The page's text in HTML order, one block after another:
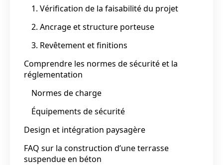
1. Vérification de la faisabilité du projet
2. Ancrage et structure porteuse
3. Revêtement et finitions
Comprendre les normes de sécurité et la
réglementation
Normes de charge
Équipements de sécurité
Design et intégration paysagère
FAQ sur la construction d’une terrasse
suspendue en béton